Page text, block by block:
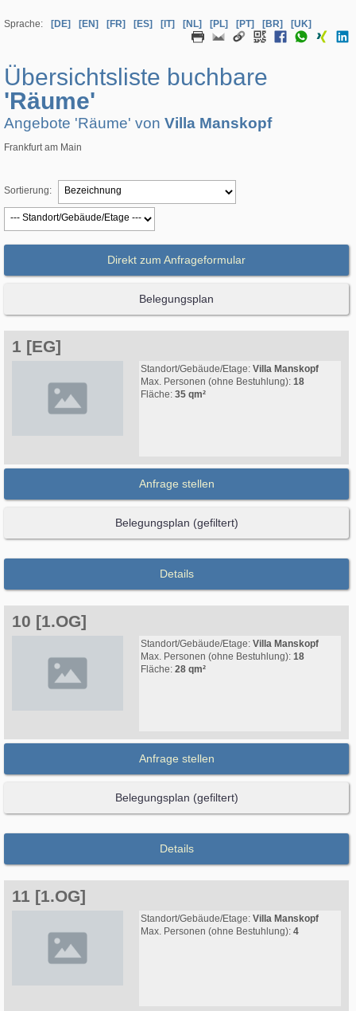
Sprache: [DE] [EN] [FR] [ES] [IT] [NL] [PL] [PT] [BR] [UK]
Übersichtsliste buchbare
'Räume'
Angebote 'Räume' von Villa Manskopf
Frankfurt am Main
Sortierung:
Direkt zum Anfrageformular
Belegungsplan
1 [EG]
Standort/Gebäude/Etage: Villa Manskopf
Max. Personen (ohne Bestuhlung): 18
Fläche: 35 qm²
Anfrage stellen
Belegungsplan (gefiltert)
Details
10 [1.OG]
Standort/Gebäude/Etage: Villa Manskopf
Max. Personen (ohne Bestuhlung): 18
Fläche: 28 qm²
Anfrage stellen
Belegungsplan (gefiltert)
Details
11 [1.OG]
Standort/Gebäude/Etage: Villa Manskopf
Max. Personen (ohne Bestuhlung): 4